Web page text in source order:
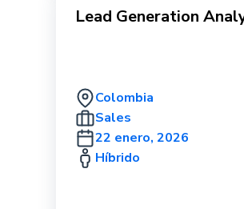
Lead Generation
Colombia
Sales
22 enero, 2026
Híbrido